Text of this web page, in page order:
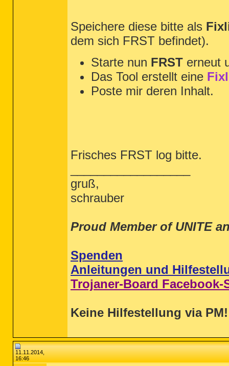
Speichere diese bitte als
dem sich FRST befindet).
Starte nun FRST erneut
Das Tool erstellt eine
Poste mir deren Inhalt.
Frisches FRST log bitte.
gruß,
schrauber
Proud Member of UNITE
Spenden
Anleitungen und
Trojaner-Board Facebook-
Keine Hilfestellung via PM!
11.11.2014,
16:46